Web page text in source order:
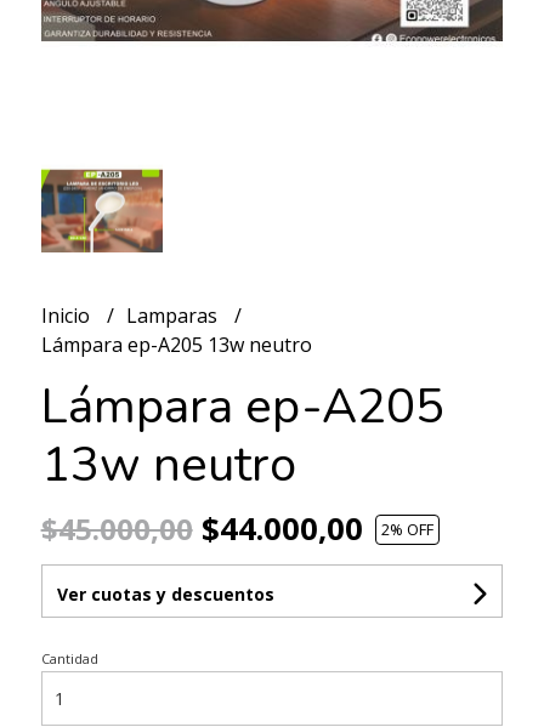
Inicio
Lamparas
Lámpara ep-A205 13w neutro
Lámpara ep-A205
13w neutro
$45.000,00$44.000,00 2% OFF
Ver cuotas y descuentos
Cantidad